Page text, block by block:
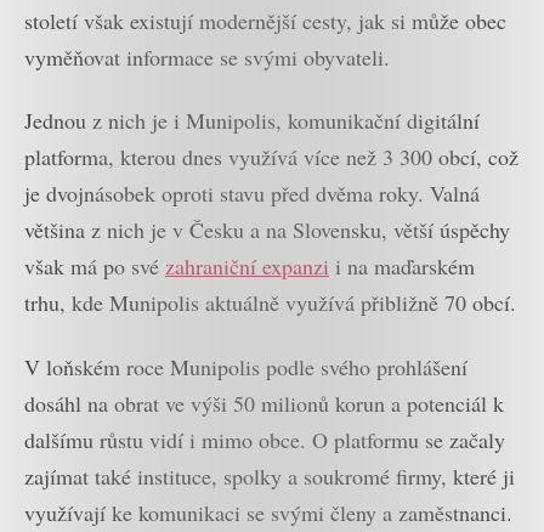
století však existují modernější cesty, jak si může obec
vyměňovat informace se svými obyvateli.
Jednou z nich je i Munipolis, komunikační digitální
platforma, kterou dnes využívá více než 3 300 obcí, což
je dvojnásobek oproti stavu před dvěma roky. Valná
většina z nich je v Česku a na Slovensku, větší úspěchy
však má po své zahraniční expanzi i na maďarském
trhu, kde Munipolis aktuálně využívá přibližně 70 obcí.
V loňském roce Munipolis podle svého prohlášení
dosáhl na obrat ve výši 50 milionů korun a potenciál k
dalšímu růstu vidí i mimo obce. O platformu se začaly
zajímat také instituce, spolky a soukromé firmy, které ji
využívají ke komunikaci se svými členy a zaměstnanci.